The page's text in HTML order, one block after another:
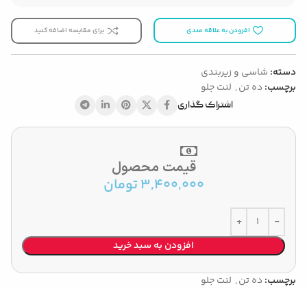
افزودن به علاقه مندی برای مقایسه اضافه کنید
دسته: شاسی و زیربندی
برچسب:ده تن, لنت جلو
اشتراک گذاری
قیمت محصول
3,400,000تومان
افزودن به سبد خرید
برچسب:ده تن, لنت جلو